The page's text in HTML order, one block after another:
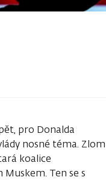
pro Donalda
nosné téma. Zlom
koalice
Ten se s